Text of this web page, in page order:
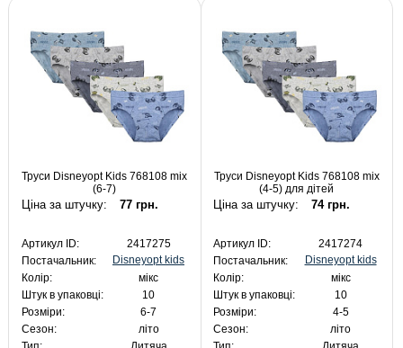
Труси Disneyopt Kids 768108 mix
(6-7)
Ціна за штучку: 77 грн.
Артикул ID:
2417275
Постачальник:
Disneyopt kids
Колір:
мікс
Штук в упаковці:
10
Розміри:
6-7
Сезон:
літо
Труси Disneyopt Kids 768108 mix
(4-5) для дітей
Ціна за штучку: 74 грн.
Артикул ID:
2417274
Постачальник:
Disneyopt kids
Колір:
мікс
Штук в упаковці:
10
Розміри:
4-5
Сезон:
літо